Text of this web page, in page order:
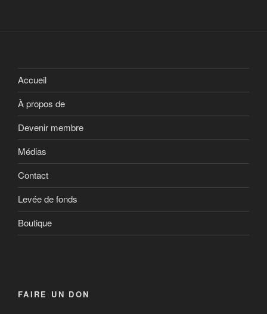
Accueil
À propos de
Devenir membre
Médias
Contact
Levée de fonds
Boutique
FAIRE UN DON